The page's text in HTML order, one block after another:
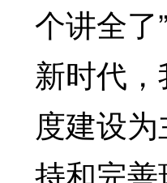
个讲全
新时代
度建设
持和完